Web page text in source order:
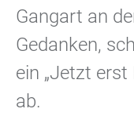
Gangart an
Gedanken,
ein „Jetzt erst
ab.